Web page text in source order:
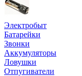
Электробыт
Батарейки
Звонки
Аккумуляторы
Ловушки
Отпугиватели